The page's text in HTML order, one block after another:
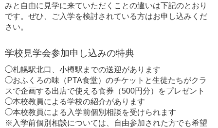
みと自由に見学に来ていただくことの違いは下記のとおり
です。ぜひ、ご入学を検討されている方はお申し込みくだ
さい。
学校見学会参加申し込みの特典
◯札幌駅北口、小樽駅までの送迎があります
◯おふくろの味（PTA食堂）のチケットと生徒たちがクラ
スで企画する出店で使える食券（500円分）をプレゼント
◯本校教員による学校の紹介があります
◯本校教員による入学前個別相談を受けられます
※入学前個別相談については、自由参加された方でも希望